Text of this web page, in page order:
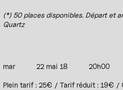
(*) 50 places disponibles. Départ et
Quartz
mar 22 mai 18 20h00
Plein tarif : 25€ / Tarif réduit : 19€ /